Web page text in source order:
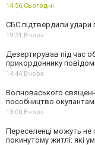
14:56,Сьогодні
СБС підтвердили удари
19:31,Вчора
Дезертирував під час
прикордоннику
14:44,Вчора
Волноваського
пособництво окупантам
13:00,Вчора
Переселенці можуть не
покинутому житлі: які